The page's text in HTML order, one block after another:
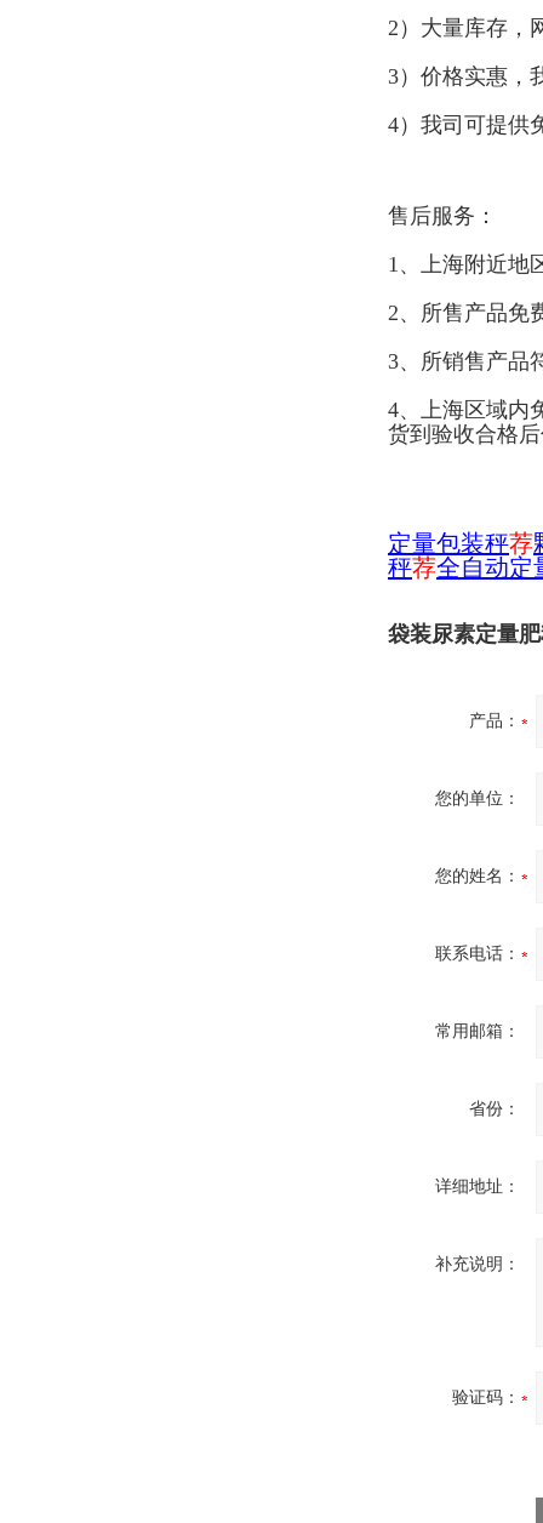
2）大量库存，
3）价格实惠，
4）我司可提供
售后服务：
1、上海附近地
2、所售产品免
3、所销售产品
4、上海区域内
货到验收合格
定量包装秤荐
秤荐全自动定
袋装尿素定量
产品：
您的单位：
您的姓名：
联系电话：
常用邮箱：
省份：
详细地址：
补充说明：
验证码：